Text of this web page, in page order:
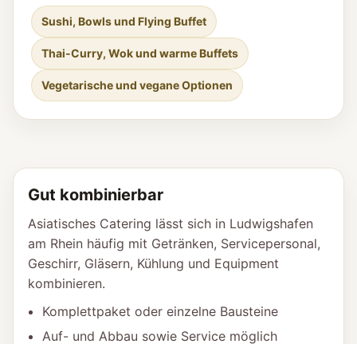
Sushi, Bowls und Flying Buffet
Thai-Curry, Wok und warme Buffets
Vegetarische und vegane Optionen
Gut kombinierbar
Asiatisches Catering lässt sich in Ludwigshafen
am Rhein häufig mit Getränken, Servicepersonal,
Geschirr, Gläsern, Kühlung und Equipment
kombinieren.
Komplettpaket oder einzelne Bausteine
Auf- und Abbau sowie Service möglich